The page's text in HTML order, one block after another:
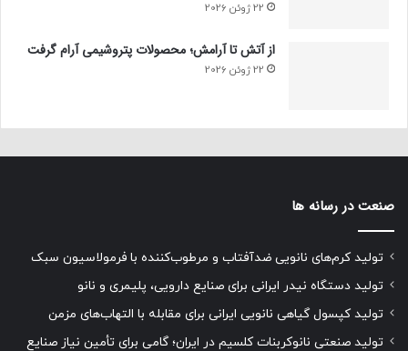
22 ژوئن 2026
از آتش تا آرامش؛ محصولات پتروشیمی آرام گرفت
22 ژوئن 2026
صنعت در رسانه ها
تولید کرم‌های نانویی ضدآفتاب و مرطوب‌کننده با فرمولاسیون سبک
تولید دستگاه نیدر ایرانی برای صنایع دارویی، پلیمری و نانو
تولید کپسول گیاهی نانویی ایرانی برای مقابله با التهاب‌های مزمن
تولید صنعتی نانوکربنات کلسیم در ایران؛ گامی برای تأمین نیاز صنایع